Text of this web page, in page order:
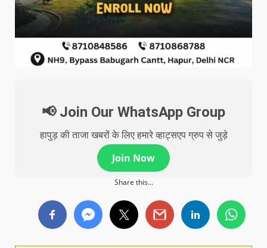
📢 Join Our WhatsApp Group
हापुड़ की ताजा खबरों के लिए हमारे व्हाट्सएप ग्रुप से जुड़े
Join Now
Share this...